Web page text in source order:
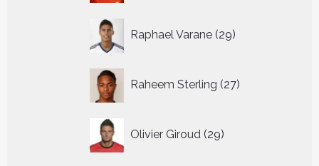
Raphael Varane 29
producten
Raheem Sterling 27
producten
Olivier Giroud 29
producten